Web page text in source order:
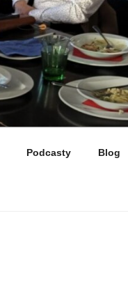
Podcasty Blog